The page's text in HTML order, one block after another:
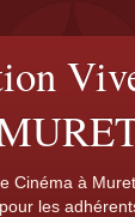
Cinéma à
les